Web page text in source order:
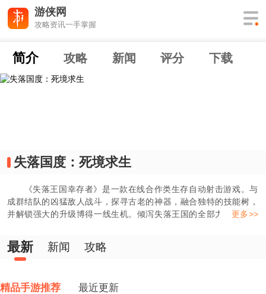
游侠网
攻略资讯一手掌握
简介 攻略 新闻 评分 下载
失落国度：死境求生
《失落王国幸存者》是一款在线合作类生存自动射击游戏。与
成群结队的凶猛敌人战斗，探寻古老的神器，融合独特的技能树，
并解锁强大的升级博得一线生机。倾泻失落王国的全部力量和魔
更多>>
最新 新闻 攻略
精品手游推荐 最近更新